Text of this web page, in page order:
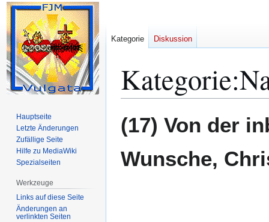
Kategorie:
Navigation
Suche
(17) Von der
Wunsche,
Kategorie Diskussion
Hauptseite
Letzte Änderungen
Zufällige Seite
Hilfe zu MediaWiki
Spezialseiten
Werkzeuge
Links auf diese Seite
Änderungen an
verlinkten Seiten